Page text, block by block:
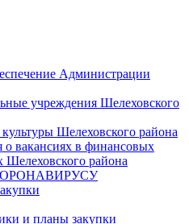
Администрации
учреждения Шелеховского
Шелеховского района
вакансиях в финансовых
Шелеховского района
и планы закупки